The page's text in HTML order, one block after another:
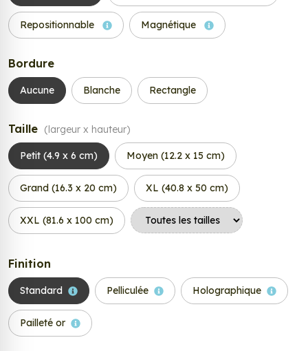
Repositionnable Magnétique
Bordure
Aucune Blanche Rectangle
Taille (largeur x hauteur)
Petit (4.9 x 6 cm) Moyen (12.2 x 15 cm)
Grand (16.3 x 20 cm) XL (40.8 x 50 cm)
XXL (81.6 x 100 cm)
Finition
Standard Pelliculée Holographique
Pailleté or